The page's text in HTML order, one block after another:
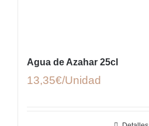
Agua de Azahar 25cl
13,35€